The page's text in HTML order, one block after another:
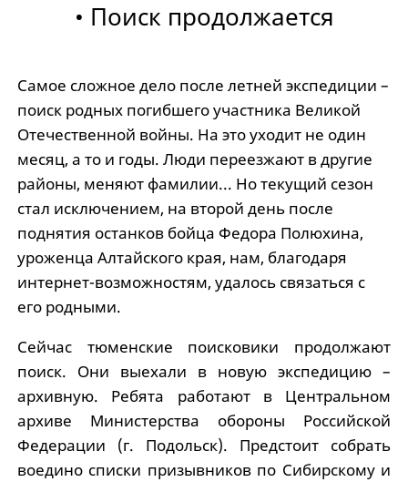
• Поиск продолжается
Самое сложное дело после летней экспедиции –
поиск родных погибшего участника Великой
Отечественной войны. На это уходит не один
месяц, а то и годы. Люди переезжают в другие
районы, меняют фамилии... Но текущий сезон
стал исключением, на второй день после
поднятия останков бойца Федора Полюхина,
уроженца Алтайского края, нам, благодаря
интернет-возможностям, удалось связаться с
его родными.
Сейчас тюменские поисковики продолжают
поиск. Они выехали в новую экспедицию –
архивную. Ребята работают в Центральном
архиве Министерства обороны Российской
Федерации (г. Подольск). Предстоит собрать
воедино списки призывников по Сибирскому и